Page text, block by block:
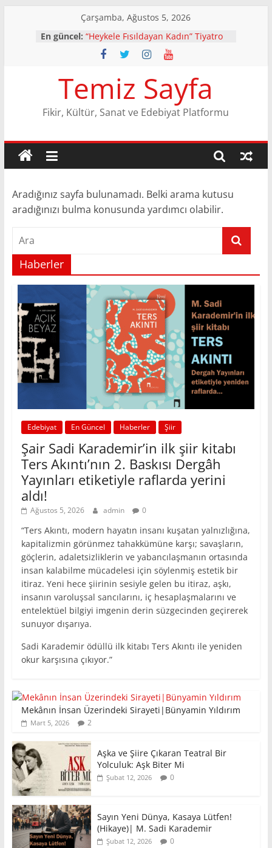
Çarşamba, Ağustos 5, 2026
En güncel: “Heykele Fısıldayan Kadın” Tiyatro
Oyunu İzmir’de Gösterime Devam
Ediyor!
Ters Akıntı’nın 2. Baskısı Dergâh
Yayınları etiketiyle raflarda yerini
aldı!
Mekânın İnsan Üzerindeki
Aşka ve Şiire Çıkaran Teatral Bir
Sayın Yeni Dünya, Kasaya Lütfen!
Temiz Sayfa
Fikir, Kültür, Sanat ve Edebiyat Platformu
Aradığınız sayfa bulunamadı. Belki arama kutusu
aradığınızı bulma konusunda yardımcı olabilir.
Haberler
Edebiyat En Güncel Haberler Şiir
Şair Sadi Karademir’in ilk şiir kitabı
Ters Akıntı’nın 2. Baskısı Dergâh
Yayınları etiketiyle raflarda yerini
aldı!
Ağustos 5, 2026 admin 0
“Ters Akıntı, modern hayatın insanı kuşatan yalnızlığına,
kapitalizmin görünmez tahakkümüne karşı; savaşların,
göçlerin, adaletsizliklerin ve yabancılaşmanın ortasında
insan kalabilme mücadelesi için söylenmiş estetik bir
itiraz. Yeni hece şiirinin sesiyle gelen bu itiraz, aşkı,
insanın varoluşsal sancılarını, iç hesaplaşmalarını ve
entelektüel bilgiyi imgenin derin süzgecinden geçirerek
sunuyor dışarıya.
Sadi Karademir ödüllü ilk kitabı Ters Akıntı ile yeniden
okur karşısına çıkıyor.”
Mekânın İnsan Üzerindeki Sirayeti|Bünyamin Yıldırım
Mart 5, 2026 2
Aşka ve Şiire Çıkaran Teatral Bir
Yolculuk: Aşk Biter Mi
Şubat 12, 2026 0
Sayın Yeni Dünya, Kasaya Lütfen!
(Hikaye)| M. Sadi Karademir
Şubat 12, 2026 0